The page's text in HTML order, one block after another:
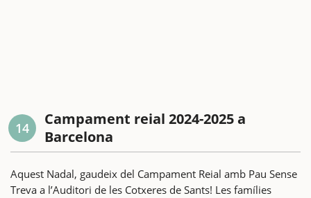
14
Campament reial 2024-2025 a
Barcelona
Aquest Nadal, gaudeix del Campament Reial amb Pau Sense
Treva a l’Auditori de les Cotxeres de Sants! Les famílies